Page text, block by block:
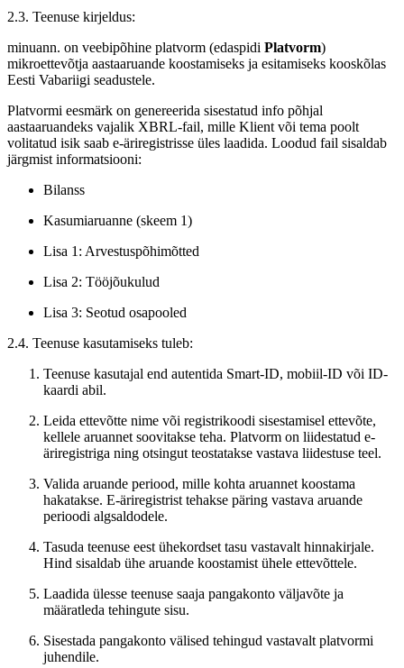
2.3. Teenuse kirjeldus:
minuann. on veebipõhine platvorm (edaspidi Platvorm)
mikroettevõtja aastaaruande koostamiseks ja esitamiseks kooskõlas
Eesti Vabariigi seadustele.
Platvormi eesmärk on genereerida sisestatud info põhjal
aastaaruandeks vajalik XBRL-fail, mille Klient või tema poolt
volitatud isik saab e-äriregistrisse üles laadida. Loodud fail sisaldab
järgmist informatsiooni:
Bilanss
Kasumiaruanne (skeem 1)
Lisa 1: Arvestuspõhimõtted
Lisa 2: Tööjõukulud
Lisa 3: Seotud osapooled
2.4. Teenuse kasutamiseks tuleb:
Teenuse kasutajal end autentida Smart-ID, mobiil-ID või ID-
kaardi abil.
Leida ettevõtte nime või registrikoodi sisestamisel ettevõte,
kellele aruannet soovitakse teha. Platvorm on liidestatud e-
äriregistriga ning otsingut teostatakse vastava liidestuse teel.
Valida aruande periood, mille kohta aruannet koostama
hakatakse. E-äriregistrist tehakse päring vastava aruande
perioodi algsaldodele.
Tasuda teenuse eest ühekordset tasu vastavalt hinnakirjale.
Hind sisaldab ühe aruande koostamist ühele ettevõttele.
Laadida ülesse teenuse saaja pangakonto väljavõte ja
määratleda tehingute sisu.
Sisestada pangakonto välised tehingud vastavalt platvormi
juhendile.